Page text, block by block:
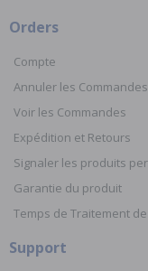
Orders
Compte
Annuler les Commandes
Voir les Commandes
Expédition et Retours
Signaler les produits
Garantie du produit
Temps de Traitement
Support